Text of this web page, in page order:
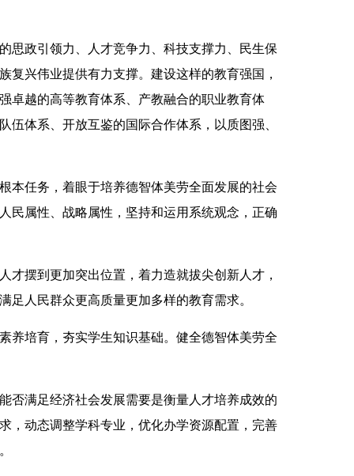
思政引领力、人才竞争力、科技支撑力、民生保
兴伟业提供有力支撑。建设这样的教育强国，
卓越的高等教育体系、产教融合的职业教育体
体系、开放互鉴的国际合作体系，以质图强、
本任务，着眼于培养德智体美劳全面发展的社会
民属性、战略属性，坚持和运用系统观念，正确
才摆到更加突出位置，着力造就拔尖创新人才，
人民群众更高质量更加多样的教育需求。
养培育，夯实学生知识基础。健全德智体美劳全
否满足经济社会发展需要是衡量人才培养成效的
，动态调整学科专业，优化办学资源配置，完善